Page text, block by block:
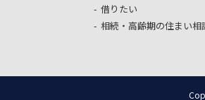
借りたい
相続・高齢期の住まい相